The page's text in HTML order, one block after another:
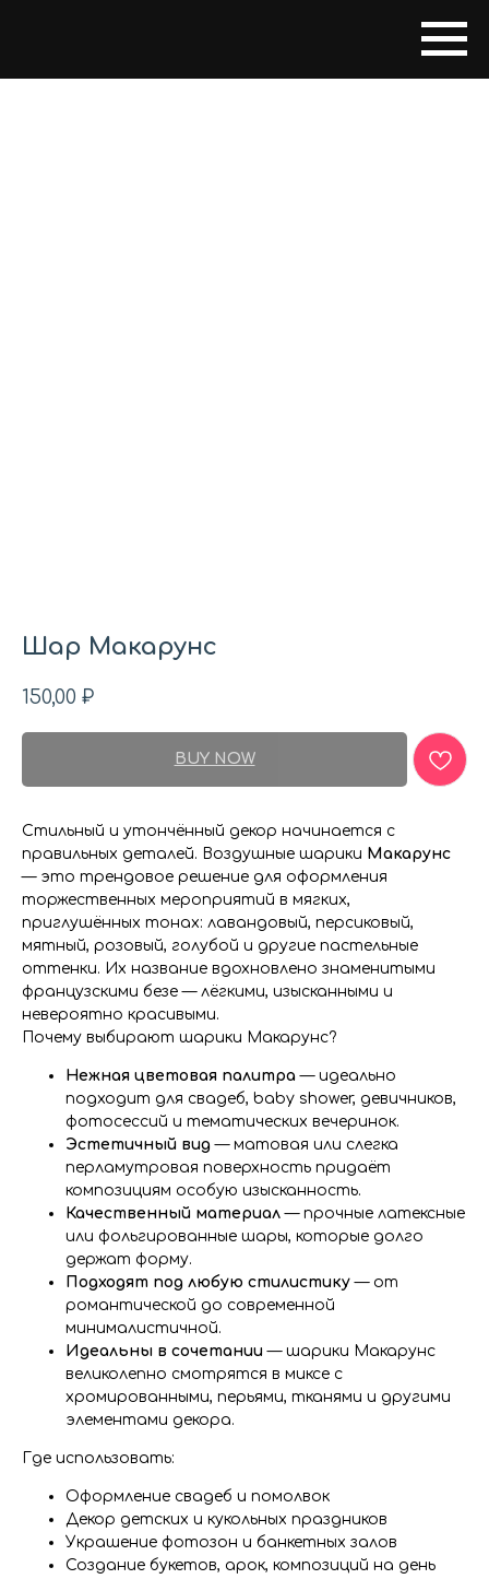
Шар Макарунс
150,00 ₽
BUY NOW
Стильный и утончённый декор начинается с
правильных деталей. Воздушные шарики Макарунс
— это трендовое решение для оформления
торжественных мероприятий в мягких,
приглушённых тонах: лавандовый, персиковый,
мятный, розовый, голубой и другие пастельные
оттенки. Их название вдохновлено знаменитыми
французскими безе — лёгкими, изысканными и
невероятно красивыми.
Почему выбирают шарики Макарунс?
Нежная цветовая палитра— идеально
подходит для свадеб, baby shower, девичников,
фотосессий и тематических вечеринок.
Эстетичный вид— матовая или слегка
перламутровая поверхность придаёт
композициям особую изысканность.
Качественный материал— прочные латексные
или фольгированные шары, которые долго
держат форму.
Подходят под любую стилистику— от
романтической до современной
минималистичной.
Идеальны в сочетании— шарики Макарунс
великолепно смотрятся в миксе с
хромированными, перьями, тканями и другими
элементами декора.
Где использовать:
Оформление свадеб и помолвок
Декор детских и кукольных праздников
Украшение фотозон и банкетных залов
Создание букетов, арок, композиций на день